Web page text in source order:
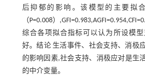
后抑郁的影响。该模型的主要拟
（P=0.008）
综合各项拟合指标可以认为所设模
好。结论 生活事件、社会支持、消极
的影响因素,社会支持、消极应对是生
的中介变量。